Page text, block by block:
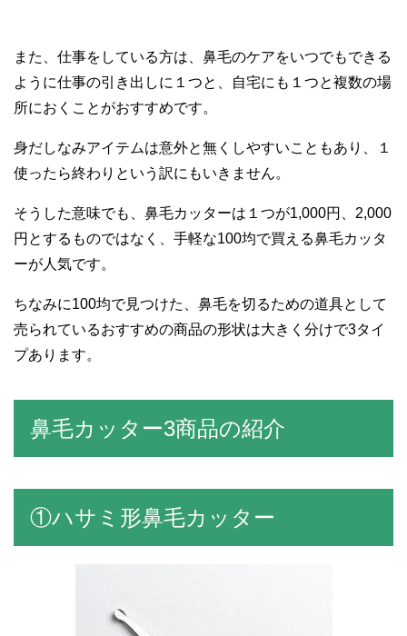
また、仕事をしている方は、鼻毛のケアをいつでもできる
ように仕事の引き出しに１つと、自宅にも１つと複数の場
所におくことがおすすめです。
身だしなみアイテムは意外と無くしやすいこともあり、１
使ったら終わりという訳にもいきません。
そうした意味でも、鼻毛カッターは１つが1,000円、2,000
円とするものではなく、手軽な100均で買える鼻毛カッタ
ーが人気です。
ちなみに100均で見つけた、鼻毛を切るための道具として
売られているおすすめの商品の形状は大きく分けで3タイ
プあります。
鼻毛カッター3商品の紹介
①ハサミ形鼻毛カッター